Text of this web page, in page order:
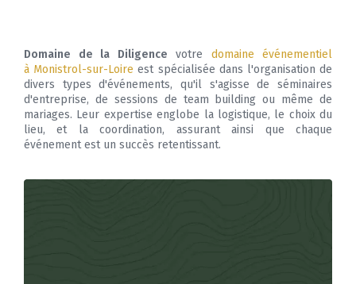
Domaine de la Diligence votre domaine événementiel
à Monistrol-sur-Loire est spécialisée dans l'organisation de
divers types d'événements, qu'il s'agisse de séminaires
d'entreprise, de sessions de team building ou même de
mariages. Leur expertise englobe la logistique, le choix du
lieu, et la coordination, assurant ainsi que chaque
événement est un succès retentissant.